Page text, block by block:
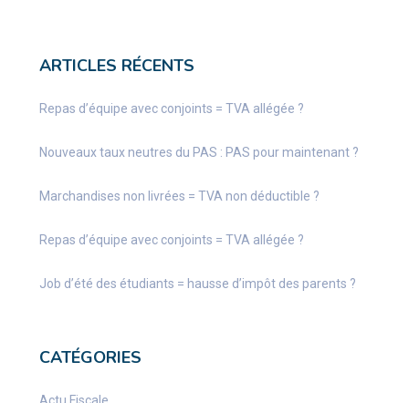
ARTICLES RÉCENTS
Repas d’équipe avec conjoints = TVA allégée ?
Nouveaux taux neutres du PAS : PAS pour maintenant ?
Marchandises non livrées = TVA non déductible ?
Repas d’équipe avec conjoints = TVA allégée ?
Job d’été des étudiants = hausse d’impôt des parents ?
CATÉGORIES